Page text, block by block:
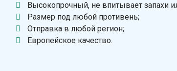
Высокопрочный, не впитывает запахи
Размер под любой противень;
Отправка в любой регион;
Европейское качество.